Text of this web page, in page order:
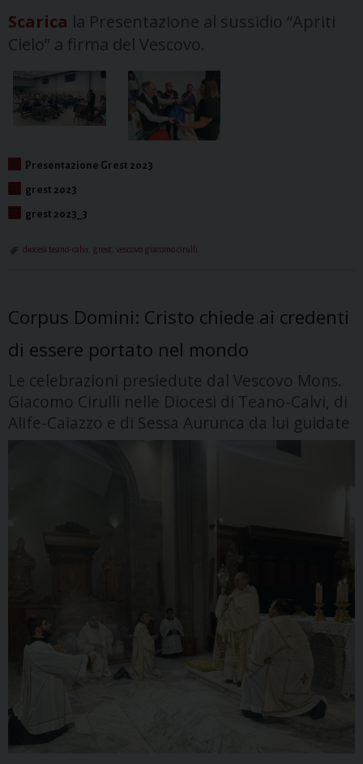
Scarica la Presentazione al sussidio “Apriti
Cielo” a firma del Vescovo.
Presentazione Grest 2023
grest 2023
grest 2023_3
diocesi teano-calvi grest vescovo giacomo cirulli
Corpus Domini: Cristo chiede ai credenti
di essere portato nel mondo
Le celebrazioni presiedute dal Vescovo Mons.
Giacomo Cirulli nelle Diocesi di Teano-Calvi, di
Alife-Caiazzo e di Sessa Aurunca da lui guidate